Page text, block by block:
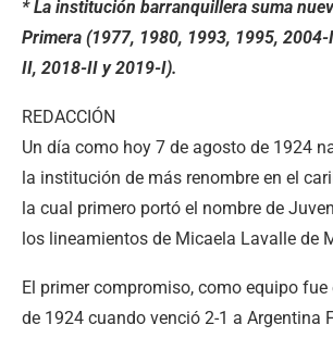
* La institución barranquillera suma
Primera (1977, 1980, 1993, 1995,
II, 2018-II y 2019-I).
REDACCIÓN
Un día como hoy 7 de agosto de 1924
la institución de más renombre en el
la cual primero portó el nombre de
los lineamientos de Micaela Lavalle de
El primer compromiso, como equipo fue
de 1924 cuando venció 2-1 a Argentina